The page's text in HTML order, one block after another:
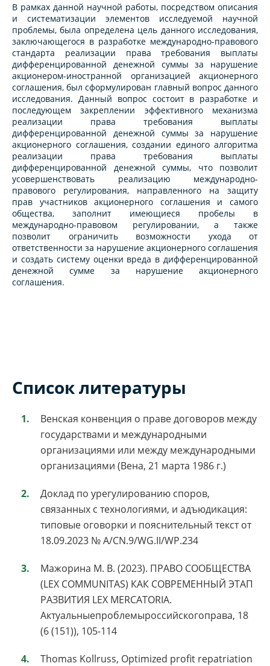
В рамках данной научной работы, посредством описания
и систематизации элементов исследуемой научной
проблемы, была определена цель данного исследования,
заключающегося в разработке международно-правового
стандарта реализации права требования выплаты
дифференцированной денежной суммы за нарушение
акционером-иностранной организацией акционерного
соглашения, был сформулирован главный вопрос данного
исследования. Данный вопрос состоит в разработке и
последующем закреплении эффективного механизма
реализации права требования выплаты
дифференцированной денежной суммы за нарушение
акционерного соглашения, создании единого алгоритма
реализации права требования выплаты
дифференцированной денежной суммы, что позволит
усовершенствовать реализацию международно-
правового регулирования, направленного на защиту
прав участников акционерного соглашения и самого
общества, заполнит имеющиеся пробелы в
международно-правовом регулировании, а также
позволит ограничить возможности ухода от
ответственности за нарушение акционерного соглашения
и создать систему оценки вреда в дифференцированной
денежной сумме за нарушение акционерного
соглашения.
Список литературы
Венская конвенция о праве договоров между
государствами и международными
организациями или между международными
организациями (Вена, 21 марта 1986 г.)
Доклад по урегулированию споров,
связанных с технологиями, и адъюдикация:
типовые оговорки и пояснительный текст от
18.09.2023 № A/CN.9/WG.II/WP.234
Мажорина М. В. (2023). ПРАВО СООБЩЕСТВА
(LEX COMMUNITAS) КАК СОВРЕМЕННЫЙ ЭТАП
РАЗВИТИЯ LEX MERCATORIA.
Актуальныепроблемыроссийскогоправа, 18
(6 (151)), 105-114
Thomas Kollruss, Optimized profit repatriation